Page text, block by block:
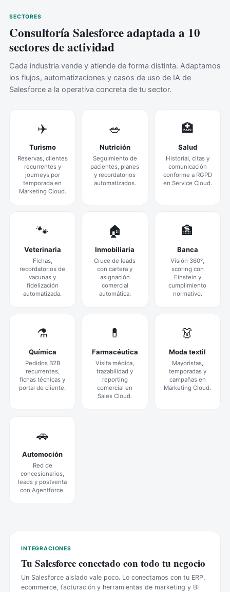
SECTORES
Consultoría Salesforce adaptada a 10
sectores de actividad
Cada industria vende y atiende de forma distinta. Adaptamos
los flujos, automatizaciones y casos de uso de IA de
Salesforce a la operativa concreta de tu sector.
✈️
Turismo
Reservas, clientes
recurrentes y
journeys por
temporada en
Marketing Cloud.
🥗
Nutrición
Seguimiento de
pacientes, planes
y recordatorios
automatizados.
🏥
Salud
Historial, citas y
comunicación
conforme a RGPD
en Service Cloud.
🐾
Veterinaria
Fichas,
recordatorios de
vacunas y
fidelización
automatizada.
🏠
Inmobiliaria
Cruce de leads
con cartera y
asignación
comercial
automática.
🏦
Banca
Visión 360º,
scoring con
Einstein y
cumplimiento
normativo.
⚗️
Química
Pedidos B2B
recurrentes,
fichas técnicas y
portal de cliente.
💊
Farmacéutica
Visita médica,
trazabilidad y
reporting
comercial en
Sales Cloud.
👗
Moda textil
Mayoristas,
temporadas y
campañas en
Marketing Cloud.
🚗
Automoción
Red de
concesionarios,
leads y postventa
con Agentforce.
INTEGRACIONES
Tu Salesforce conectado con todo tu negocio
Un Salesforce aislado vale poco. Lo conectamos con tu ERP,
ecommerce, facturación y herramientas de marketing y BI